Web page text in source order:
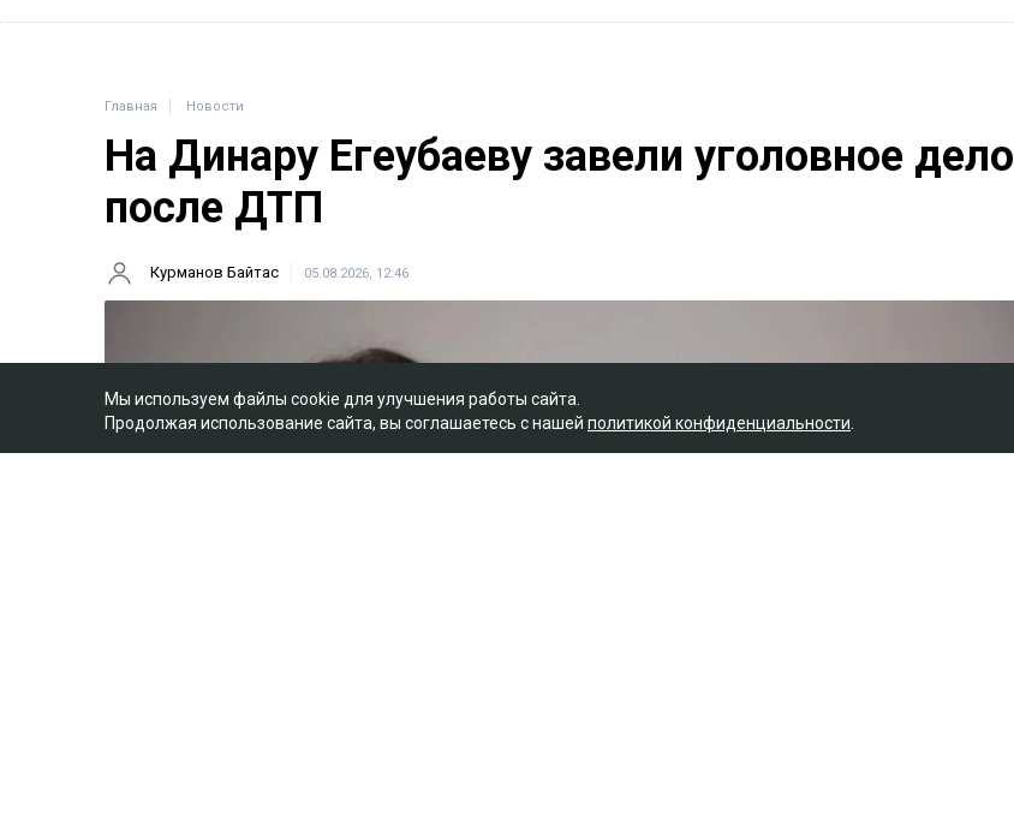
Главная Новости
На Динару Егеубаеву завели уголовное дело
после ДТП
Курманов Байтас 05.08.2026, 12:46
Мы используем файлы cookie для улучшения работы сайта.
Продолжая использование сайта, вы соглашаетесь с нашей политикой конфиденциальности